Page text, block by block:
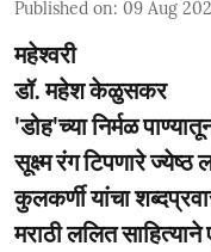
Published on: 09 Aug
महेश्वरी
डॉ. महेश केळुसकर
'डोह'च्या निर्मळ
सूक्ष्म रंग टिपणारे
कुलकर्णी यांचा
मराठी ललित